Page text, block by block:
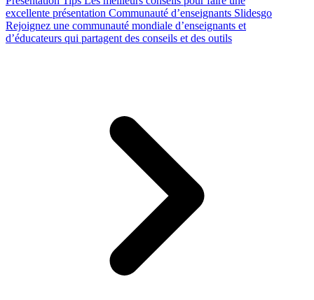
excellente présentation Communauté d’enseignants Slidesgo
Rejoignez une communauté mondiale d’enseignants et
d’éducateurs qui partagent des conseils et des outils